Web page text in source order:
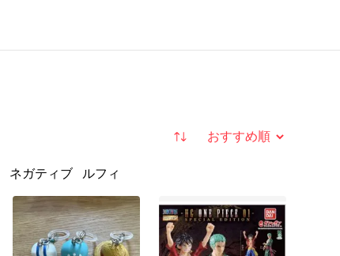
並び替え
ネガティブ ルフィ